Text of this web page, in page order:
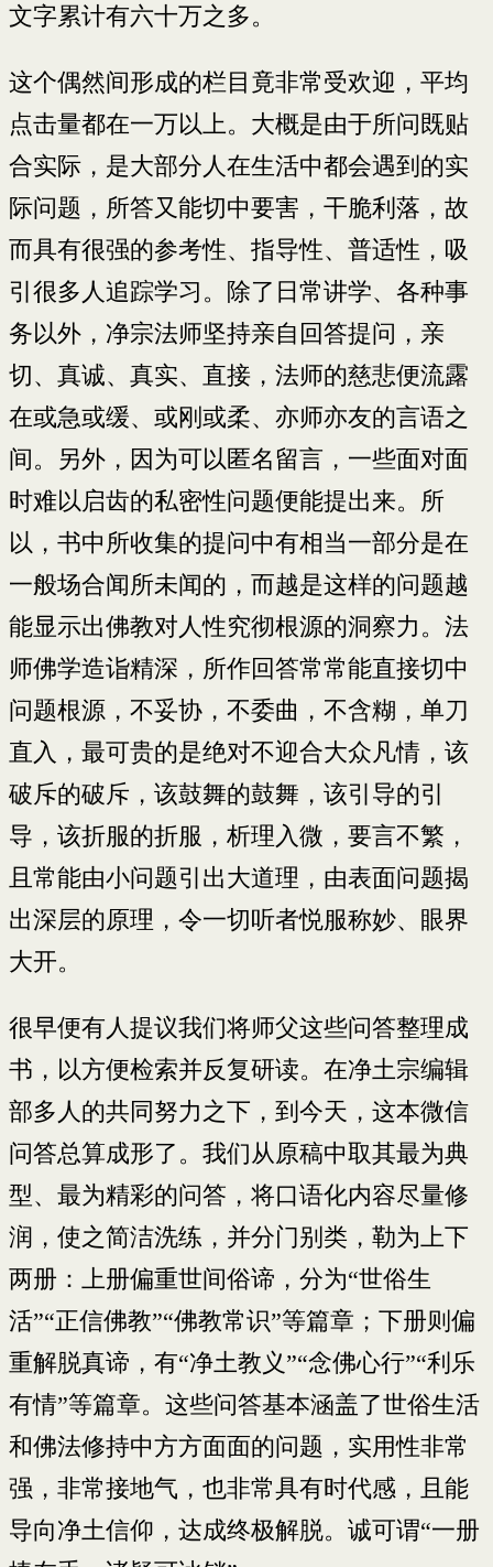
文字累计有六十万之多。
这个偶然间形成的栏目竟非常受欢迎，平均
点击量都在一万以上。大概是由于所问既贴
合实际，是大部分人在生活中都会遇到的实
际问题，所答又能切中要害，干脆利落，故
而具有很强的参考性、指导性、普适性，吸
引很多人追踪学习。除了日常讲学、各种事
务以外，净宗法师坚持亲自回答提问，亲
切、真诚、真实、直接，法师的慈悲便流露
在或急或缓、或刚或柔、亦师亦友的言语之
间。另外，因为可以匿名留言，一些面对面
时难以启齿的私密性问题便能提出来。所
以，书中所收集的提问中有相当一部分是在
一般场合闻所未闻的，而越是这样的问题越
能显示出佛教对人性究彻根源的洞察力。法
师佛学造诣精深，所作回答常常能直接切中
问题根源，不妥协，不委曲，不含糊，单刀
直入，最可贵的是绝对不迎合大众凡情，该
破斥的破斥，该鼓舞的鼓舞，该引导的引
导，该折服的折服，析理入微，要言不繁，
且常能由小问题引出大道理，由表面问题揭
出深层的原理，令一切听者悦服称妙、眼界
大开。
很早便有人提议我们将师父这些问答整理成
书，以方便检索并反复研读。在净土宗编辑
部多人的共同努力之下，到今天，这本微信
问答总算成形了。我们从原稿中取其最为典
型、最为精彩的问答，将口语化内容尽量修
润，使之简洁洗练，并分门别类，勒为上下
两册：上册偏重世间俗谛，分为“世俗生
活”“正信佛教”“佛教常识”等篇章；下册则偏
重解脱真谛，有“净土教义”“念佛心行”“利乐
有情”等篇章。这些问答基本涵盖了世俗生活
和佛法修持中方方面面的问题，实用性非常
强，非常接地气，也非常具有时代感，且能
导向净土信仰，达成终极解脱。诚可谓“一册